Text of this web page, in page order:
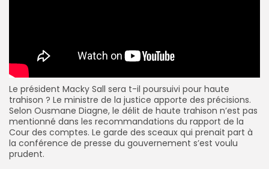
Le président Macky Sall sera t-il poursuivi pour haute
trahison ? Le ministre de la justice apporte des précisions.
Selon Ousmane Diagne, le délit de haute trahison n’est pas
mentionné dans les recommandations du rapport de la
Cour des comptes. Le garde des sceaux qui prenait part à
la conférence de presse du gouvernement s’est voulu
prudent.